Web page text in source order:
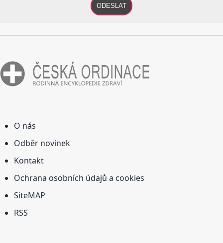
ODESLAT
O nás
Odběr novinek
Kontakt
Ochrana osobních údajů a cookies
SiteMAP
RSS